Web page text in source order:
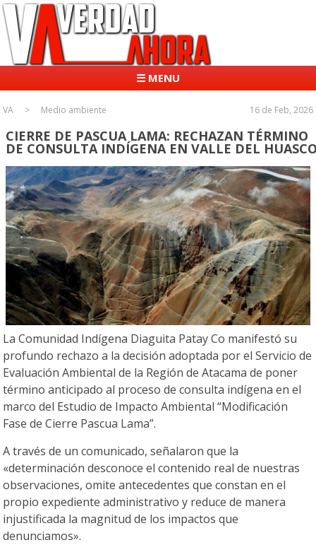
☰ MENU
VA Medio ambiente 16 de Feb, 2026
CIERRE DE PASCUA LAMA: RECHAZAN TÉRMINO
DE CONSULTA INDÍGENA EN VALLE DEL
La Comunidad Indígena Diaguita Patay Co manifestó su
profundo rechazo a la decisión adoptada por el Servicio de
Evaluación Ambiental de la Región de Atacama de poner
término anticipado al proceso de consulta indígena en el
marco del Estudio de Impacto Ambiental “Modificación
Fase de Cierre Pascua Lama”.
A través de un comunicado, señalaron que la
«determinación desconoce el contenido real de nuestras
observaciones, omite antecedentes que constan en el
propio expediente administrativo y reduce de manera
injustificada la magnitud de los impactos que
denunciamos».